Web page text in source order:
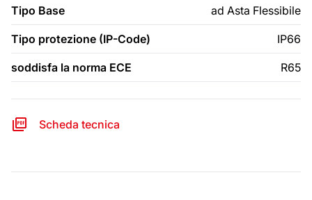
Tipo Base ad Asta Flessibile
Tipo protezione (IP-Code) IP66
soddisfa la norma ECE R65
Scheda tecnica